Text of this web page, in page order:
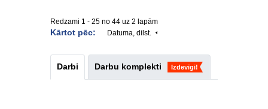
Redzami 1 - 25 no 44 uz 2 lapām
Kārtot pēc: Datuma, dilst.
Darbi Darbu komplekti Izdevīgi!